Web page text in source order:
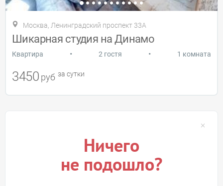
Москва, Ленинградский проспект 33А
Шикарная студия на Динамо
Квартира • 2 гостя • 1 комната
3450 руб за сутки
Ничего
не подошло?